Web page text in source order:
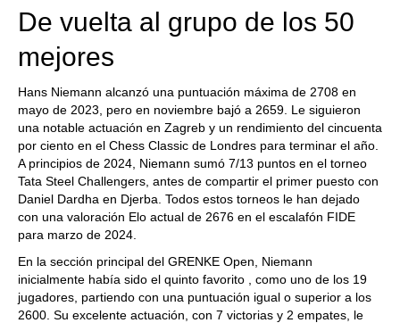
De vuelta al grupo de los 50
mejores
Hans Niemann alcanzó una puntuación máxima de 2708 en
mayo de 2023, pero en noviembre bajó a 2659. Le siguieron
una notable actuación en Zagreb y un rendimiento del cincuenta
por ciento en el Chess Classic de Londres para terminar el año.
A principios de 2024, Niemann sumó 7/13 puntos en el torneo
Tata Steel Challengers, antes de compartir el primer puesto con
Daniel Dardha en Djerba. Todos estos torneos le han dejado
con una valoración Elo actual de 2676 en el escalafón FIDE
para marzo de 2024.
En la sección principal del GRENKE Open, Niemann
inicialmente había sido el quinto favorito , como uno de los 19
jugadores, partiendo con una puntuación igual o superior a los
2600. Su excelente actuación, con 7 victorias y 2 empates, le